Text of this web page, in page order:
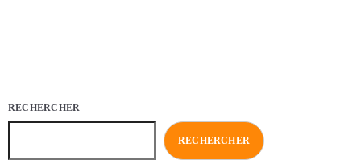
RECHERCHER
RECHERCHER